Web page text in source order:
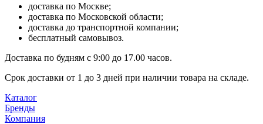
доставка по Москве;
доставка по Московской области;
доставка до транспортной компании;
бесплатный самовывоз.
Доставка по будням с 9:00 до 17.00 часов.
Срок доставки от 1 до 3 дней при наличии товара на складе.
Каталог
Бренды
Компания